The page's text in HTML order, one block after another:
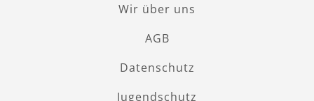
Wir über uns
AGB
Datenschutz
Jugendschutz